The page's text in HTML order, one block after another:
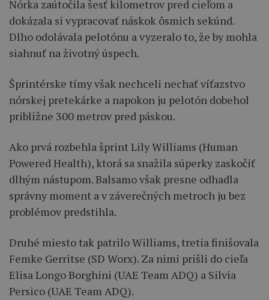
Nórka zaútočila šesť kilometrov pred cieľom a
dokázala si vypracovať náskok ôsmich sekúnd.
Dlho odolávala pelotónu a vyzeralo to, že by mohla
siahnuť na životný úspech.
Šprintérske tímy však nechceli nechať víťazstvo
nórskej pretekárke a napokon ju pelotón dobehol
približne 300 metrov pred páskou.
Ako prvá rozbehla šprint Lily Williams (Human
Powered Health), ktorá sa snažila súperky zaskočiť
dlhým nástupom. Balsamo však presne odhadla
správny moment a v záverečných metroch ju bez
problémov predstihla.
Druhé miesto tak patrilo Williams, tretia finišovala
Femke Gerritse (SD Worx). Za nimi prišli do cieľa
Elisa Longo Borghini (UAE Team ADQ) a Silvia
Persico (UAE Team ADQ).